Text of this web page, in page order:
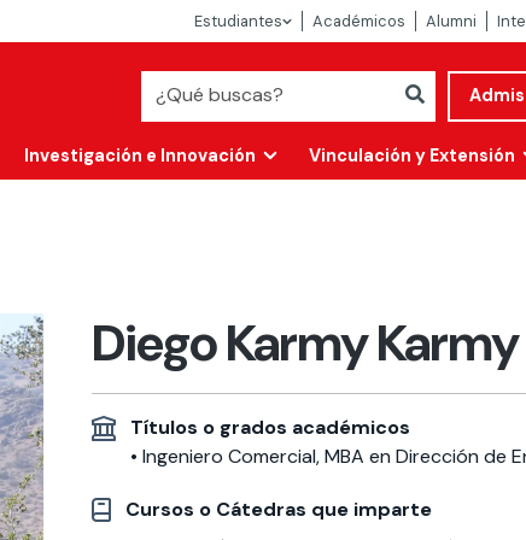
Estudiantes Académicos Alumni
Investigación e Innovación Vinculación y Extensión
Diego Karmy Karmy
Títulos o grados académicos
• Ingeniero Comercial, MBA en Dirección
Cursos o Cátedras que imparte